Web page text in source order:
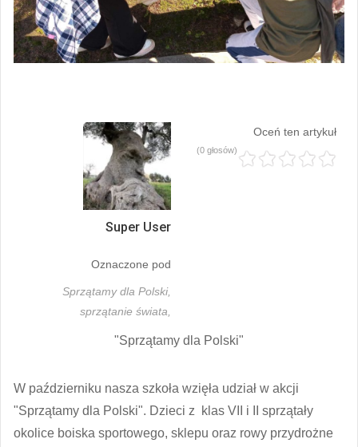
Super User
Oceń ten artykuł
(0 głosów)
Oznaczone pod
Sprzątamy dla Polski,
sprzątanie świata,
"Sprzątamy dla Polski"
W październiku nasza szkoła wzięła udział w akcji
"Sprzątamy dla Polski". Dzieci z klas VII i II sprzątały
okolice boiska sportowego, sklepu oraz rowy przydrożne